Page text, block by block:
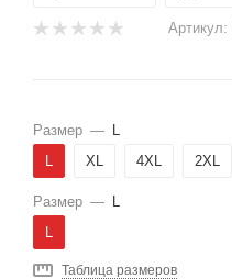
Артикул:
Размер — L
L
XL 4XL 2XL
Размер — L
L
Таблица размеров